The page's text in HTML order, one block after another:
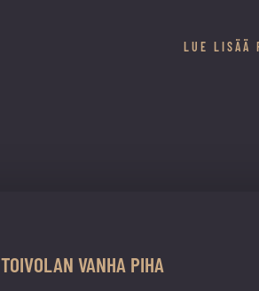
LUE LISÄÄ
TOIVOLAN VANHA PIHA